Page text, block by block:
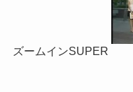
ズームインSUPER